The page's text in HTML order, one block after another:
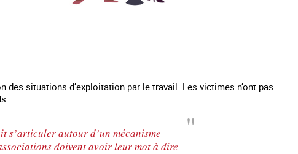
situations d’exploitation par le travail. Les victimes n’ont pas
s’articuler autour d’un mécanisme
doivent avoir leur mot à dire